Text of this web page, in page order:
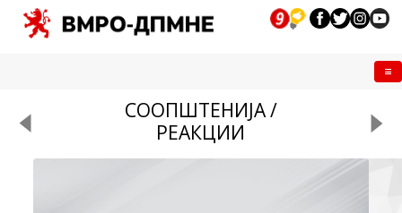
СООПШТЕНИЈА /
РЕАКЦИИ